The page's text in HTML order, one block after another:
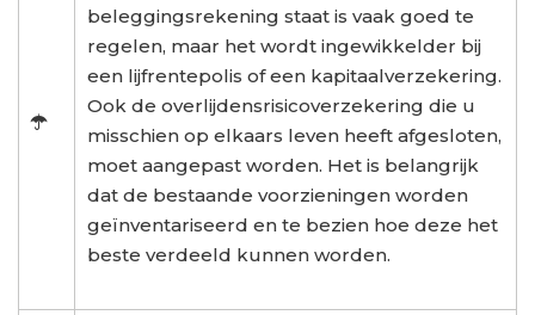
beleggingsrekening staat is vaak goed te
regelen, maar het wordt ingewikkelder bij
een lijfrentepolis of een kapitaalverzekering.
Ook de overlijdensrisicoverzekering die u
misschien op elkaars leven heeft afgesloten,
moet aangepast worden. Het is belangrijk
dat de bestaande voorzieningen worden
geïnventariseerd en te bezien hoe deze het
beste verdeeld kunnen worden.